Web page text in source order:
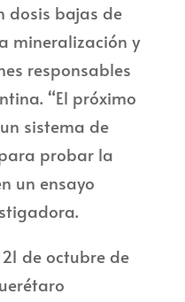
dosis bajas de
mineralización y
responsables
“El próximo
sistema de
probar la
un ensayo
de octubre de